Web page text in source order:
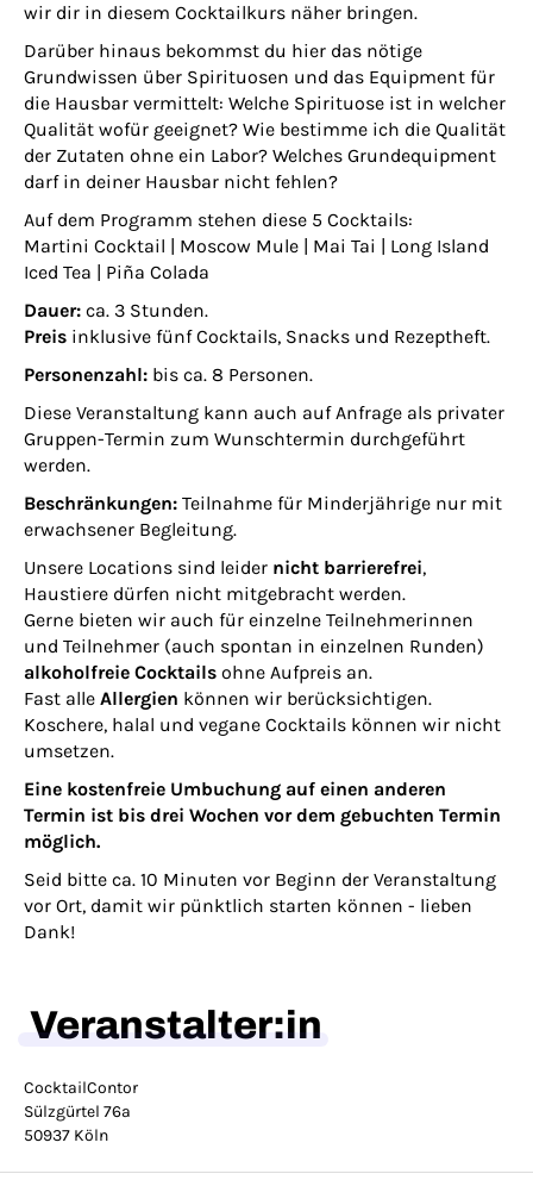
wir dir in diesem Cocktailkurs näher bringen.
Darüber hinaus bekommst du hier das nötige
Grundwissen über Spirituosen und das Equipment für
die Hausbar vermittelt: Welche Spirituose ist in welcher
Qualität wofür geeignet? Wie bestimme ich die Qualität
der Zutaten ohne ein Labor? Welches Grundequipment
darf in deiner Hausbar nicht fehlen?
Auf dem Programm stehen diese 5 Cocktails:
Martini Cocktail | Moscow Mule | Mai Tai | Long Island
Iced Tea | Piña Colada
Dauer: ca. 3 Stunden.
Preis inklusive fünf Cocktails, Snacks und Rezeptheft.
Personenzahl: bis ca. 8 Personen.
Diese Veranstaltung kann auch auf Anfrage als privater
Gruppen-Termin zum Wunschtermin durchgeführt
werden.
Beschränkungen: Teilnahme für Minderjährige nur mit
erwachsener Begleitung.
Unsere Locations sind leider nicht barrierefrei,
Haustiere dürfen nicht mitgebracht werden.
Gerne bieten wir auch für einzelne Teilnehmerinnen
und Teilnehmer (auch spontan in einzelnen Runden)
alkoholfreie Cocktails ohne Aufpreis an.
Fast alle Allergien können wir berücksichtigen.
Koschere, halal und vegane Cocktails können wir nicht
umsetzen.
Eine kostenfreie Umbuchung auf einen anderen
Termin ist bis drei Wochen vor dem gebuchten Termin
möglich.
Seid bitte ca. 10 Minuten vor Beginn der Veranstaltung
vor Ort, damit wir pünktlich starten können - lieben
Dank!
Veranstalter:in
CocktailContor
Sülzgürtel 76a
50937 Köln